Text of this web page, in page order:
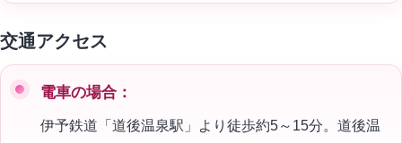
交通アクセス
電車の場合：
伊予鉄道「道後温泉駅」より徒歩約5～15分。道後温